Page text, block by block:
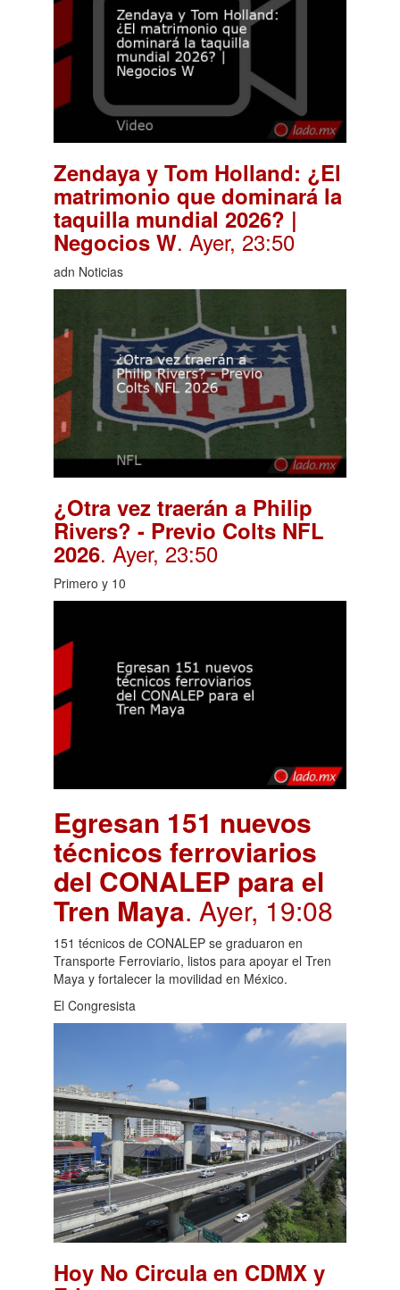
Zendaya y Tom Holland: ¿El
matrimonio que dominará la
taquilla mundial 2026? |
Negocios W. Ayer, 23:50
adn Noticias
¿Otra vez traerán a Philip
Rivers? - Previo Colts NFL
2026. Ayer, 23:50
Primero y 10
Egresan 151 nuevos
técnicos ferroviarios
del CONALEP para el
Tren Maya. Ayer, 19:08
151 técnicos de CONALEP se graduaron en
Transporte Ferroviario, listos para apoyar el Tren
Maya y fortalecer la movilidad en México.
El Congresista
Hoy No Circula en CDMX y